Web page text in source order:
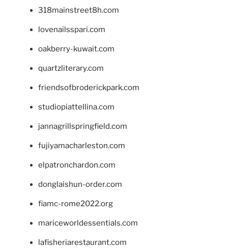
318mainstreet8h.com
lovenailsspari.com
oakberry-kuwait.com
quartzliterary.com
friendsofbroderickpark.com
studiopiattellina.com
jannagrillspringfield.com
fujiyamacharleston.com
elpatronchardon.com
donglaishun-order.com
fiamc-rome2022.org
mariceworldessentials.com
lafisheriarestaurant.com